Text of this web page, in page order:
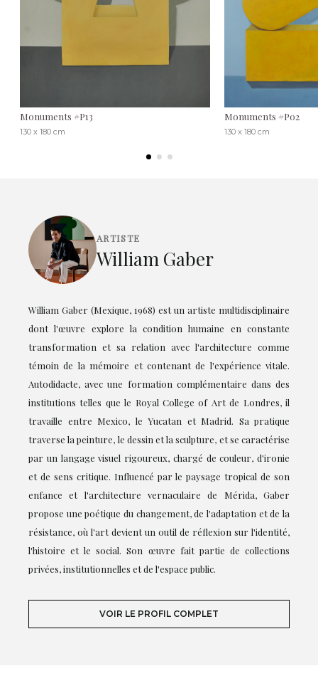
Monuments #P13
130 x 180 cm
Monuments #P02
130 x 180 cm
ARTISTE
William Gaber
William Gaber (Mexique, 1968) est un artiste multidisciplinaire
dont l'œuvre explore la condition humaine en constante
transformation et sa relation avec l'architecture comme
témoin de la mémoire et contenant de l'expérience vitale.
Autodidacte, avec une formation complémentaire dans des
institutions telles que le Royal College of Art de Londres, il
travaille entre Mexico, le Yucatan et Madrid. Sa pratique
traverse la peinture, le dessin et la sculpture, et se caractérise
par un langage visuel rigoureux, chargé de couleur, d'ironie
et de sens critique. Influencé par le paysage tropical de son
enfance et l'architecture vernaculaire de Mérida, Gaber
propose une poétique du changement, de l'adaptation et de la
résistance, où l'art devient un outil de réflexion sur l'identité,
l'histoire et le social. Son œuvre fait partie de collections
privées, institutionnelles et de l'espace public.
VOIR LE PROFIL COMPLET